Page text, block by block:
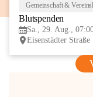
Gemeinschaft &
Blutspenden
Sa., 29. Aug.,